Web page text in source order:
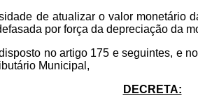
de atualizar o valor monetário
por força da depreciação da
no artigo 175 e seguintes, e
Municipal,
DECRETA: